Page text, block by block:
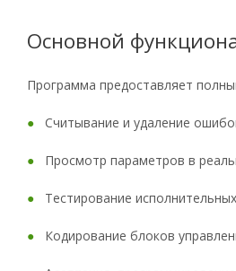
Основной
Программа предоставляет
Считывание и удаление
Просмотр параметров в
Тестирование
Кодирование блоков